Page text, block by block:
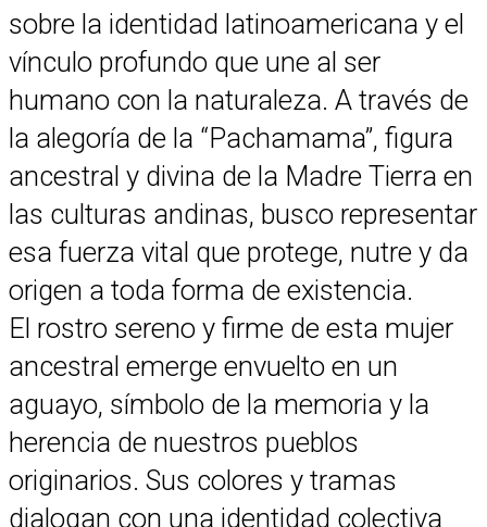
sobre la identidad latinoamericana y el
vínculo profundo que une al ser
humano con la naturaleza. A través de
la alegoría de la “Pachamama”, figura
ancestral y divina de la Madre Tierra en
las culturas andinas, busco representar
esa fuerza vital que protege, nutre y da
origen a toda forma de existencia.
El rostro sereno y firme de esta mujer
ancestral emerge envuelto en un
aguayo, símbolo de la memoria y la
herencia de nuestros pueblos
originarios. Sus colores y tramas
dialogan con una identidad colectiva